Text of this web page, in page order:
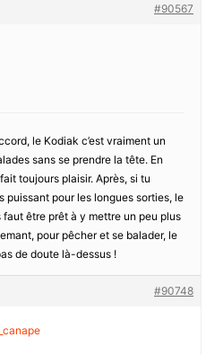
#90567
le Kodiak c’est vraiment un
sans se prendre la tête. En
toujours plaisir. Après, si tu
puissant pour les longues sorties, le
être prêt à y mettre un peu plus
pour pêcher et se balader, le
de doute là-dessus !
#90748